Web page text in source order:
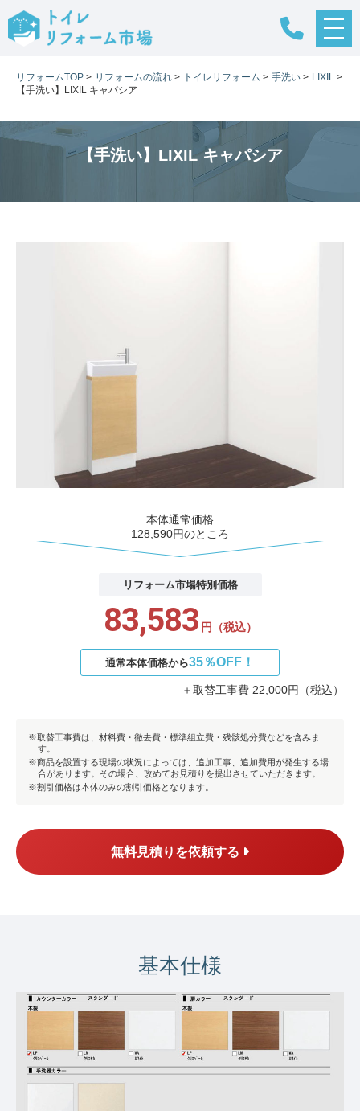
メ
ニ
ー
ン
リフォームTOP > リフォームの流れ > トイレリフォーム > 手洗い > LIXIL >
【手洗い】LIXIL キャパシア
【手洗い】LIXIL キャパシア
本体通常価格
128,590円のところ
リフォーム市場特別価格
83,583 円（税込）
通常本体価格から35％OFF！
＋取替工事費 22,000円（税込）
取替工事費は、材料費・徹去費・標準組立費・残骸処分費などを含みま
す。
商品を設置する現場の状況によっては、追加工事、追加費用が発生する場
合があります。その場合、改めてお見積りを提出させていただきます。
割引価格は本体のみの割引価格となります。
無料見積りを依頼する
基本仕様